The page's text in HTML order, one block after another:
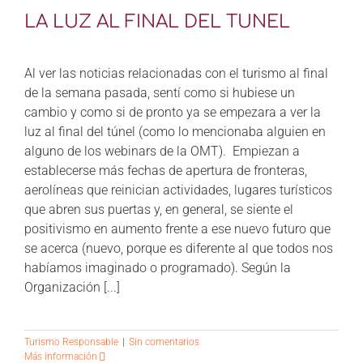
CONTÁCTANOS
LA LUZ AL FINAL DEL TUNEL
Al ver las noticias relacionadas con el turismo al final
de la semana pasada, sentí como si hubiese un
cambio y como si de pronto ya se empezara a ver la
luz al final del túnel (como lo mencionaba alguien en
alguno de los webinars de la OMT). Empiezan a
establecerse más fechas de apertura de fronteras,
aerolíneas que reinician actividades, lugares turísticos
que abren sus puertas y, en general, se siente el
positivismo en aumento frente a ese nuevo futuro que
se acerca (nuevo, porque es diferente al que todos nos
habíamos imaginado o programado). Según la
Organización [...]
Turismo Responsable
Sin comentarios
Más información